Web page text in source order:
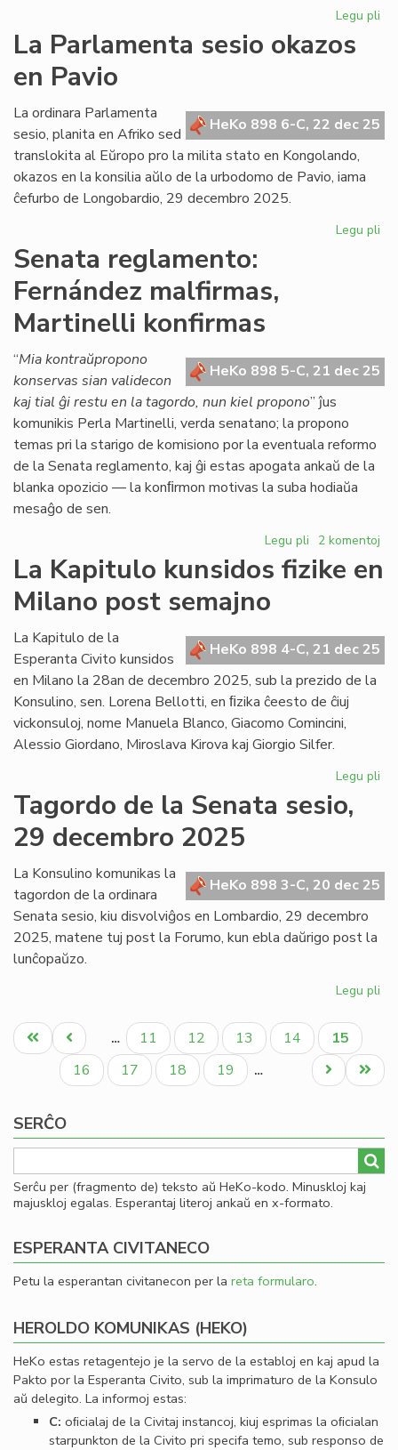
Legu pli
la
La Parlamenta sesio okazos
en Pavio
HeKo 898 6-C, 22 dec 25
La ordinara Parlamenta
sesio, planita en Afriko sed
translokita al Eŭropo pro la milita stato en Kongolando,
okazos en la konsilia aŭlo de la urbodomo de Pavio, iama
ĉefurbo de Longobardio, 29 decembro 2025.
Legu pli
Senata reglamento:
Fernández malfirmas,
Martinelli konfirmas
HeKo 898 5-C, 21 dec 25
“Mia kontraŭpropono
konservas sian validecon
kaj tial ĝi restu en la tagordo, nun kiel propono” ĵus
komunikis Perla Martinelli, verda senatano; la propono
temas pri la starigo de komisiono por la eventuala reformo
de la Senata reglamento, kaj ĝi estas apogata ankaŭ de la
blanka opozicio — la konﬁrmon motivas la suba hodiaŭa
mesaĝo de sen.
Legu pli pri
Senata
reglamento:
Martinelli
konfirmas
2 komentoj
La Kapitulo kunsidos fizike en
Milano post semajno
HeKo 898 4-C, 21 dec 25
La Kapitulo de la
Esperanta Civito kunsidos
en Milano la 28an de decembro 2025, sub la prezido de la
Konsulino, sen. Lorena Bellotti, en ﬁzika ĉeesto de ĉiuj
vickonsuloj, nome Manuela Blanco, Giacomo Comincini,
Alessio Giordano, Miroslava Kirova kaj Giorgio Silfer.
Legu pli
en
Tagordo de la Senata sesio,
29 decembro 2025
HeKo 898 3-C, 20 dec 25
La Konsulino komunikas la
tagordon de la ordinara
Senata sesio, kiu disvolviĝos en Lombardio, 29 decembro
2025, matene tuj post la Forumo, kun ebla daŭrigo post la
lunĉopaŭzo.
Legu pli
Pagination
Unua
paĝo
Antaŭa
paĝo
… Paĝo
11 Paĝo
12 Paĝo
13 Paĝo
14
Aktuala
paĝo
15
Paĝo
16 Paĝo
17 Paĝo
18 Paĝo
19 …
Last
page
Next
page
SERĈO
Serĉu per (fragmento de) teksto aŭ HeKo-kodo. Minuskloj kaj
majuskloj egalas. Esperantaj literoj ankaŭ en x-formato.
ESPERANTA CIVITANECO
Petu la esperantan civitanecon per la reta formularo.
HEROLDO KOMUNIKAS (HEKO)
HeKo estas retagentejo je la servo de la establoj en kaj apud la
Pakto por la Esperanta Civito, sub la imprimaturo de la Konsulo
aŭ delegito. La informoj estas:
C: oﬁcialaj de la Civitaj instancoj, kiuj esprimas la oﬁcialan
starpunkton de la Civito pri specifa temo, sub responso de